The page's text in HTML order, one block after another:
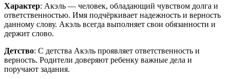
Характер: Акэль — человек, обладающий чувством долга и
ответственностью. Имя подчёркивает надежность и верность
данному слову. Акэль всегда выполняет свои обязанности и
держит слово.
Детство: С детства Акэль проявляет ответственность и
верность. Родители доверяют ребенку важные дела и
поручают задания.